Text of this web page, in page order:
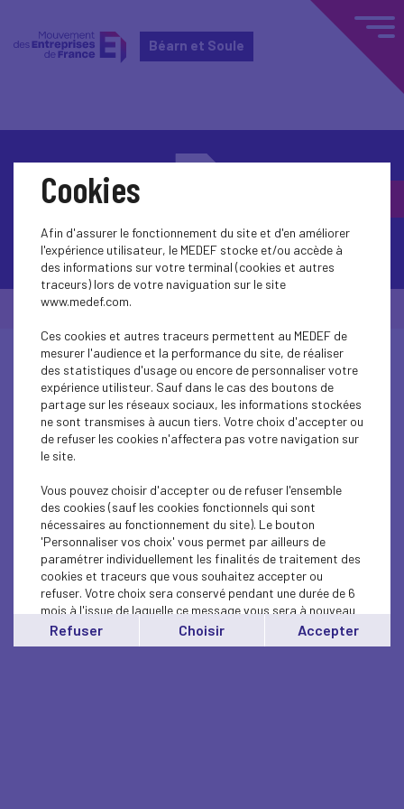
Béarn et Soule
Contactez-nous
© Medef Béarn et Soule 2026 -
Cookies
Afin d'assurer le fonctionnement du site et d'en améliorer
l'expérience utilisateur, le MEDEF stocke et/ou accède à
des informations sur votre terminal (cookies et autres
traceurs) lors de votre naviguation sur le site
www.medef.com.
Ces cookies et autres traceurs permettent au MEDEF de
mesurer l'audience et la performance du site, de réaliser
des statistiques d'usage ou encore de personnaliser votre
expérience utilisteur. Sauf dans le cas des boutons de
partage sur les réseaux sociaux, les informations stockées
ne sont transmises à aucun tiers. Votre choix d'accepter ou
de refuser les cookies n'affectera pas votre navigation sur
le site.
Vous pouvez choisir d'accepter ou de refuser l'ensemble
des cookies (sauf les cookies fonctionnels qui sont
nécessaires au fonctionnement du site). Le bouton
'Personnaliser vos choix' vous permet par ailleurs de
paramétrer individuellement les finalités de traitement des
cookies et traceurs que vous souhaitez accepter ou
refuser. Votre choix sera conservé pendant une durée de 6
mois à l'issue de laquelle ce message vous sera à nouveau
affiché..
Vous pouvez modifier votre choix à tout moment en
Refuser Choisir Accepter